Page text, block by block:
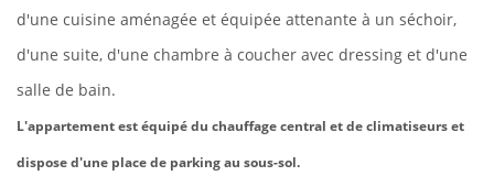
d'une cuisine aménagée et équipée attenante à un séchoir,
d'une suite, d'une chambre à coucher avec dressing et d'une
salle de bain.
L'appartement est équipé du chauffage central et de climatiseurs et
dispose d'une place de parking au sous-sol.